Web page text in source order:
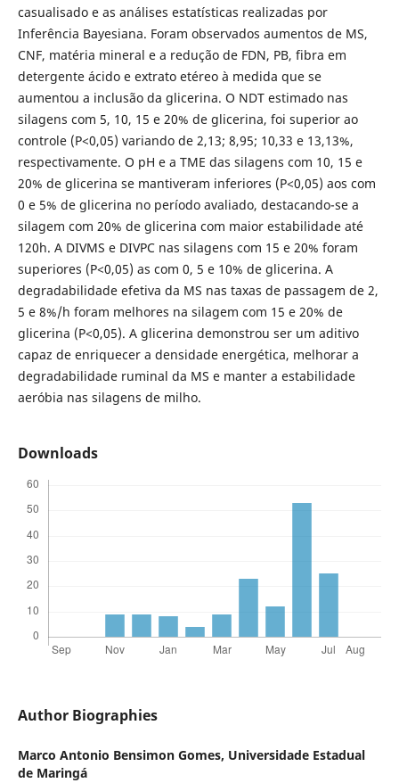
casualisado e as análises estatísticas realizadas por
Inferência Bayesiana. Foram observados aumentos de MS,
CNF, matéria mineral e a redução de FDN, PB, fibra em
detergente ácido e extrato etéreo à medida que se
aumentou a inclusão da glicerina. O NDT estimado nas
silagens com 5, 10, 15 e 20% de glicerina, foi superior ao
controle (P<0,05) variando de 2,13; 8,95; 10,33 e 13,13%,
respectivamente. O pH e a TME das silagens com 10, 15 e
20% de glicerina se mantiveram inferiores (P<0,05) aos com
0 e 5% de glicerina no período avaliado, destacando-se a
silagem com 20% de glicerina com maior estabilidade até
120h. A DIVMS e DIVPC nas silagens com 15 e 20% foram
superiores (P<0,05) as com 0, 5 e 10% de glicerina. A
degradabilidade efetiva da MS nas taxas de passagem de 2,
5 e 8%/h foram melhores na silagem com 15 e 20% de
glicerina (P<0,05). A glicerina demonstrou ser um aditivo
capaz de enriquecer a densidade energética, melhorar a
degradabilidade ruminal da MS e manter a estabilidade
aeróbia nas silagens de milho.
Downloads
Author Biographies
Marco Antonio Bensimon Gomes, Universidade Estadual
de Maringá